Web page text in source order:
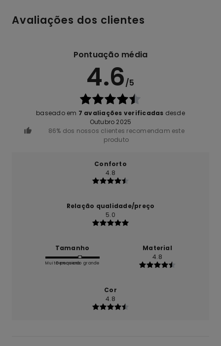
Avaliações dos clientes
Pontuação média
4.6/5
baseado em 7 avaliações verificadas desde
Outubro 2025
86% dos nossos clientes recomendam este
produto
Conforto
4.8
Relação qualidade/preço
5.0
Tamanho
Muito pequeno
Demasiado grande
Material
4.8
Cor
4.8